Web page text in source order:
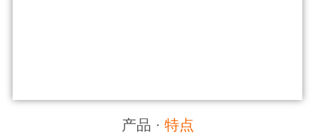
产品 · 特点